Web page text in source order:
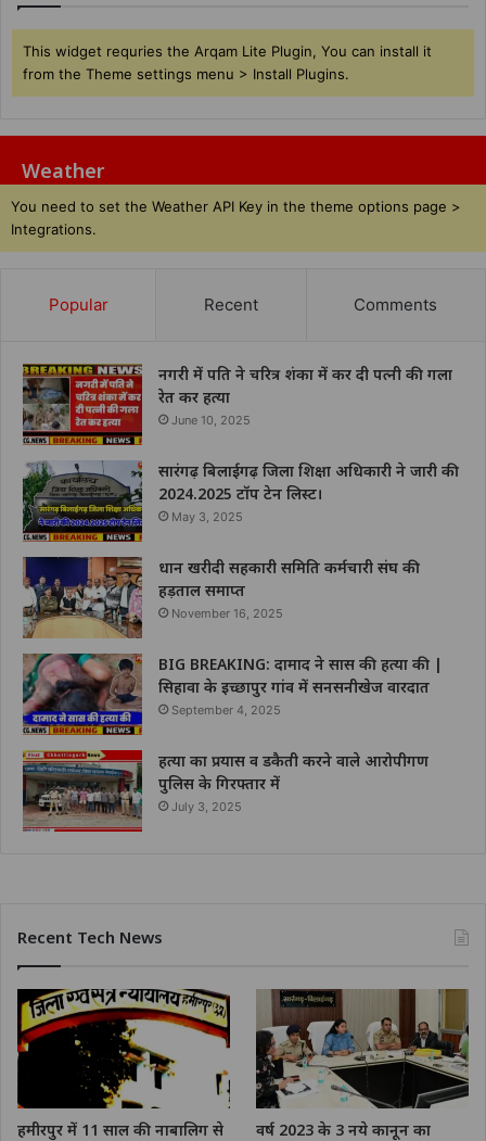
This widget requries the Arqam Lite Plugin, You can install it
from the Theme settings menu > Install Plugins.
Weather
You need to set the Weather API Key in the theme options page >
Integrations.
Popular Recent Comments
नगरी में पति ने चरित्र शंका में कर दी पत्नी की गला
रेत कर हत्या
June 10, 2025
सारंगढ़ बिलाईगढ़ जिला शिक्षा अधिकारी ने जारी की
2024.2025 टॉप टेन लिस्ट।
May 3, 2025
धान खरीदी सहकारी समिति कर्मचारी संघ की
हड़ताल समाप्त
November 16, 2025
BIG BREAKING: दामाद ने सास की हत्या की |
सिहावा के इच्छापुर गांव में सनसनीखेज वारदात
September 4, 2025
हत्या का प्रयास व डकैती करने वाले आरोपीगण
पुलिस के गिरफ्तार में
July 3, 2025
Recent Tech News
हमीरपुर में 11 साल की नाबालिग से
वर्ष 2023 के 3 नये कानून का